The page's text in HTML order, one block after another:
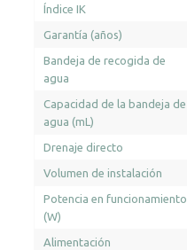
Índice IK
Garantía (años)
Bandeja de recogida de
agua
Capacidad de la bandeja de
agua (mL)
Drenaje directo
Volumen de instalación
Potencia en funcionamiento
(W)
Alimentación